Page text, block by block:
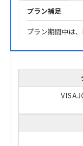
プラン補足
プラン期間中は
VISA